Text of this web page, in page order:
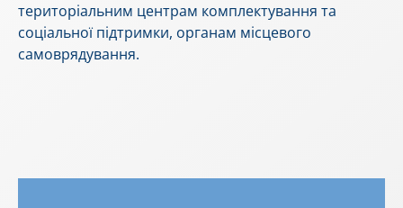
територіальним центрам комплектування та
соціальної підтримки, органам місцевого
самоврядування.